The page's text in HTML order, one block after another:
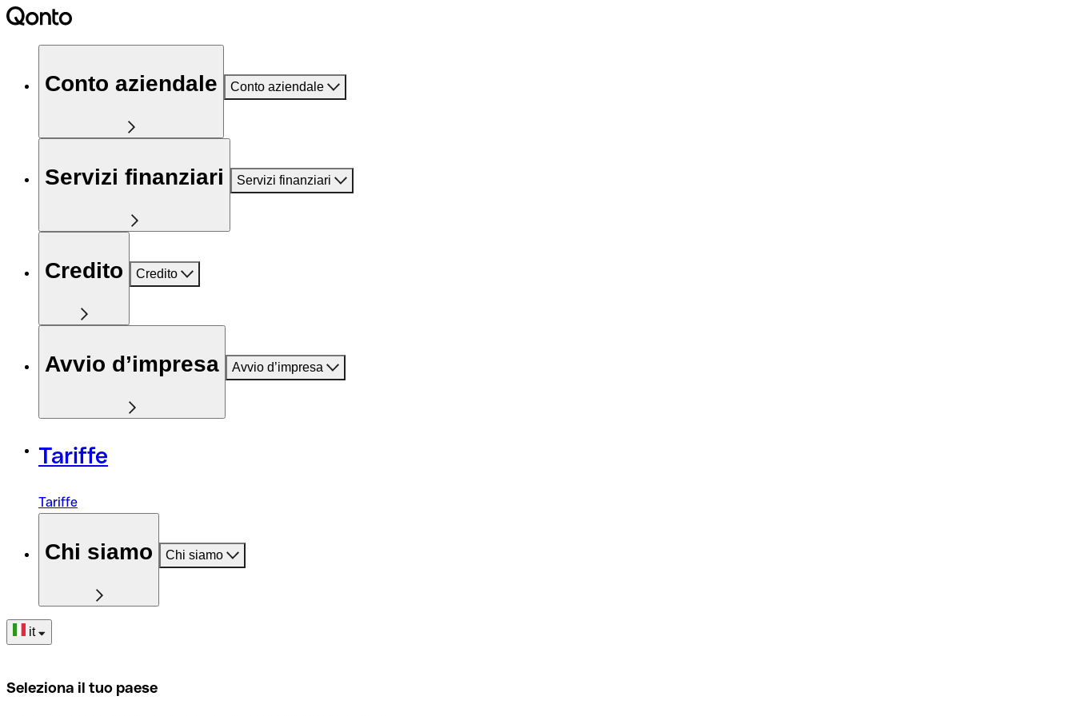
Conto aziendale Conto aziendale
Servizi finanziari Servizi finanziari
Credito Credito
Avvio d’impresa Avvio d’impresa
Tariffe
Tariffe
Chi siamo Chi siamo
it
Seleziona il tuo paese